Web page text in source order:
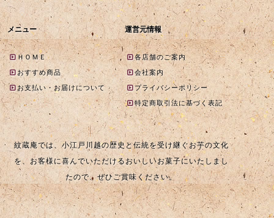
メニュー
ＨＯＭＥ
おすすめ商品
お支払い・お届けについて
運営元情報
各店舗のご案内
会社案内
プライバシーポリシー
特定商取引法に基づく表記
紋蔵庵では、小江戸川越の歴史と伝統を受け継ぐお芋の文化
を、お客様に喜んでいただけるおいしいお菓子にいたしまし
たので、ぜひご賞味ください。